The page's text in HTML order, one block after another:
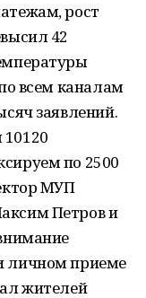
рост
42
всем каналам
заявлений.
по 2500
МУП
Петров и
личном приеме
жителей